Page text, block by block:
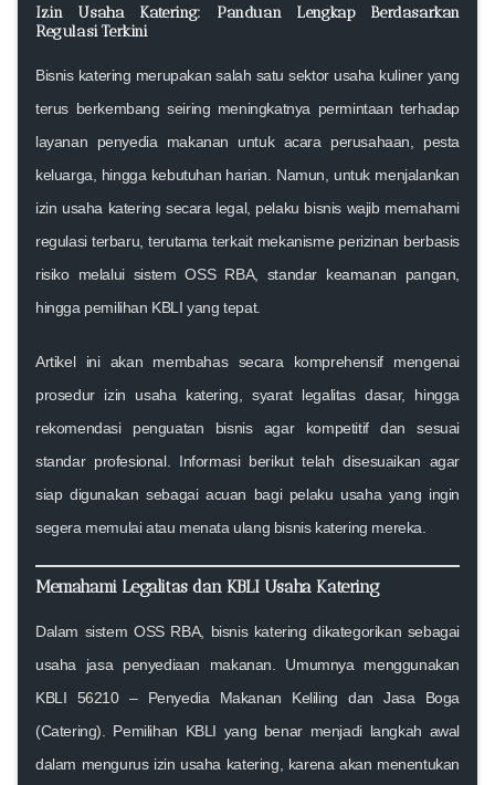
Izin Usaha Katering: Panduan Lengkap Berdasarkan
Regulasi Terkini
Bisnis katering merupakan salah satu sektor usaha kuliner yang
terus berkembang seiring meningkatnya permintaan terhadap
layanan penyedia makanan untuk acara perusahaan, pesta
keluarga, hingga kebutuhan harian. Namun, untuk menjalankan
izin usaha katering secara legal, pelaku bisnis wajib memahami
regulasi terbaru, terutama terkait mekanisme perizinan berbasis
risiko melalui sistem OSS RBA, standar keamanan pangan,
hingga pemilihan KBLI yang tepat.
Artikel ini akan membahas secara komprehensif mengenai
prosedur izin usaha katering , syarat legalitas dasar, hingga
rekomendasi penguatan bisnis agar kompetitif dan sesuai
standar profesional. Informasi berikut telah disesuaikan agar
siap digunakan sebagai acuan bagi pelaku usaha yang ingin
segera memulai atau menata ulang bisnis katering mereka.
Memahami Legalitas dan KBLI Usaha Katering
Dalam sistem OSS RBA, bisnis katering dikategorikan sebagai
usaha jasa penyediaan makanan. Umumnya menggunakan
KBLI 56210 – Penyedia Makanan Keliling dan Jasa Boga
(Catering) . Pemilihan KBLI yang benar menjadi langkah awal
dalam mengurus izin usaha katering , karena akan menentukan